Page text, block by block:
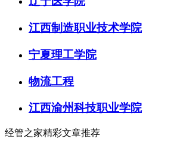
江西制造职业技术学院
宁夏理工学院
物流工程
江西渝州科技职业学院
经管之家精彩文章推荐